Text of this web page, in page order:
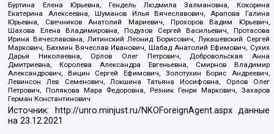
Буртина Елена Юрьевна, Гендель Людмила Залмановна, Кокорина
Екатерина Алексеевна, Шуманов Илья Вячеславович, Арапова Галина
Юрьевна, Свечников Анатолий Мариевич, Прохоров Вадим Юрьевич,
Шахова Елена Владимировна, Подузов Сергей Васильевич, Протасова
Ирина Вячеславовна, Литинский Леонид Борисович, Лукашевский Сергей
Маркович, Бахмин Вячеслав Иванович, Шабад Анатолий Ефимович, Сухих
Дарья Николаевна, Орлов Олег Петрович, Добровольская Анна
Дмитриевна, Королева Александра Евгеньевна, Смирнов Владимир
Александрович, Вицин Сергей Ефимович, Золотухин Борис Андреевич,
Левинсон Лев Семенович, Локшина Татьяна Иосифовна, Орлов Олег
Петрович, Полякова Мара Федоровна, Резник Генри Маркович, Захаров
Герман Константинович
Источник: http://unro.minjust.ru/NKOForeignAgent.aspxданные
на23.12.2021